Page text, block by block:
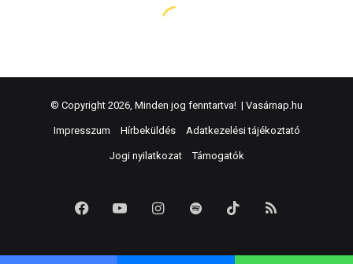
© Copyright 2026, Minden jog fenntartva! | Vasárnap.hu
Impresszum Hírbeküldés Adatkezelési tájékoztató
Jogi nyilatkozat Támogatók
FacebookYouTubeInstagram
Spotify TikTok